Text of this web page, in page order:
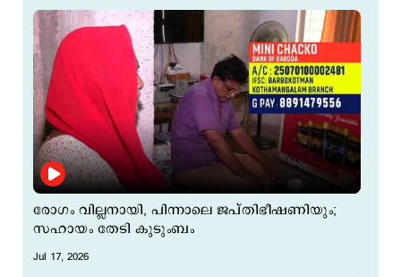
രോഗം വില്ലനായി, പിന്നാലെ ജപ്തിഭീഷണിയും;
സഹായം തേടി കുടുംബം
Jul 17, 2026